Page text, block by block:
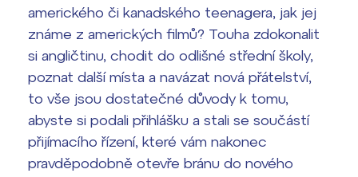
Harmonogram školního roku
Termíny maturit
amerického či kanadského teenagera, jak jej
známe z amerických filmů? Touha zdokonalit
si angličtinu, chodit do odlišné střední školy,
poznat další místa a navázat nová přátelství,
to vše jsou dostatečné důvody k tomu,
abyste si podali přihlášku a stali se součástí
přijímacího řízení, které vám nakonec
pravděpodobně otevře bránu do nového